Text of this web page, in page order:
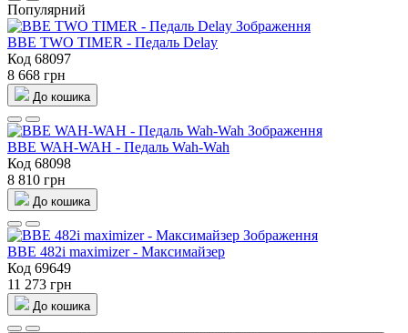
Популярний
BBE TWO TIMER - Педаль Delay
Код 68097
8 668 грн
До кошика
BBE WAH-WAH - Педаль Wah-Wah
Код 68098
8 810 грн
До кошика
BBE 482i maximizer - Максимайзер
Код 69649
11 273 грн
До кошика